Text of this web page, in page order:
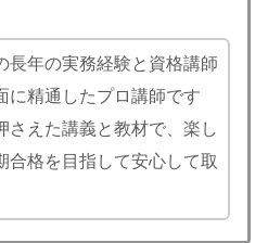
長年の実務経験と資格講師
に精通したプロ講師です
さえた講義と教材で、楽し
合格を目指して安心して取